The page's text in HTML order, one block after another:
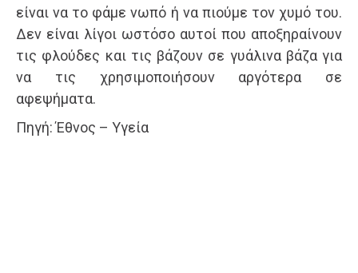
είναι να το φάμε νωπό ή να πιούμε τον χυμό του.
Δεν είναι λίγοι ωστόσο αυτοί που αποξηραίνουν
τις φλούδες και τις βάζουν σε γυάλινα βάζα για
να τις χρησιμοποιήσουν αργότερα σε
αφεψήματα.
Πηγή: Έθνος – Υγεία